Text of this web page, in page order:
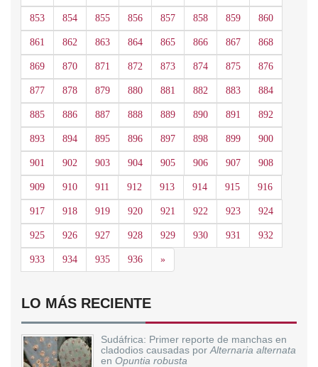
853 854 855 856 857 858 859 860
861 862 863 864 865 866 867 868
869 870 871 872 873 874 875 876
877 878 879 880 881 882 883 884
885 886 887 888 889 890 891 892
893 894 895 896 897 898 899 900
901 902 903 904 905 906 907 908
909 910 911 912 913 914 915 916
917 918 919 920 921 922 923 924
925 926 927 928 929 930 931 932
933 934 935 936 »Siguiente
LO MÁS RECIENTE
Sudáfrica: Primer reporte de manchas en
cladodios causadas por Alternaria alternata
en Opuntia robusta